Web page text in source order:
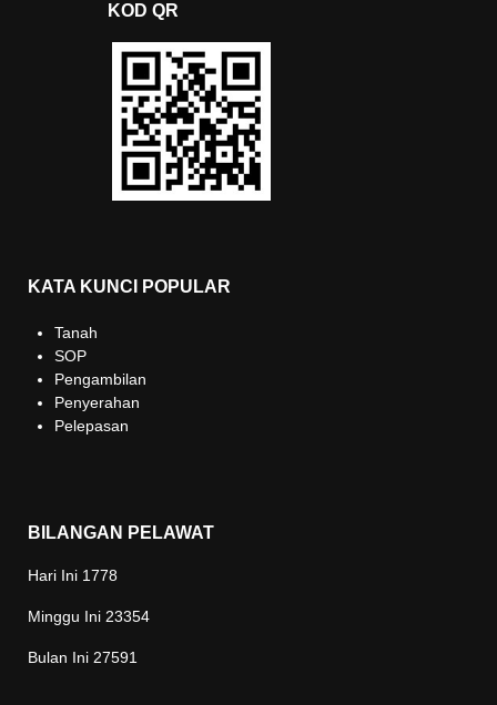
KOD QR
KATA KUNCI POPULAR
Tanah
SOP
Pengambilan
Penyerahan
Pelepasan
BILANGAN PELAWAT
Hari Ini 1778
Minggu Ini 23354
Bulan Ini 27591